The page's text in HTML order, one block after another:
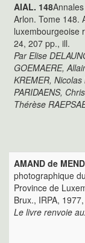
AIAL. 148
Arlon. Tome 148.
luxembourgeoise
24, 207 pp., ill.
Par Elise
GOEMAERE,
KREMER,
PARIDAENS,
Thérèse
AMAND de
photographique
Province de
Brux., IRPA,
Le livre renvoie